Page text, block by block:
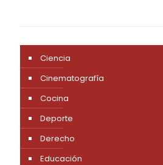
Ciencia
Cinematografía
Cocina
Deporte
Derecho
Educación